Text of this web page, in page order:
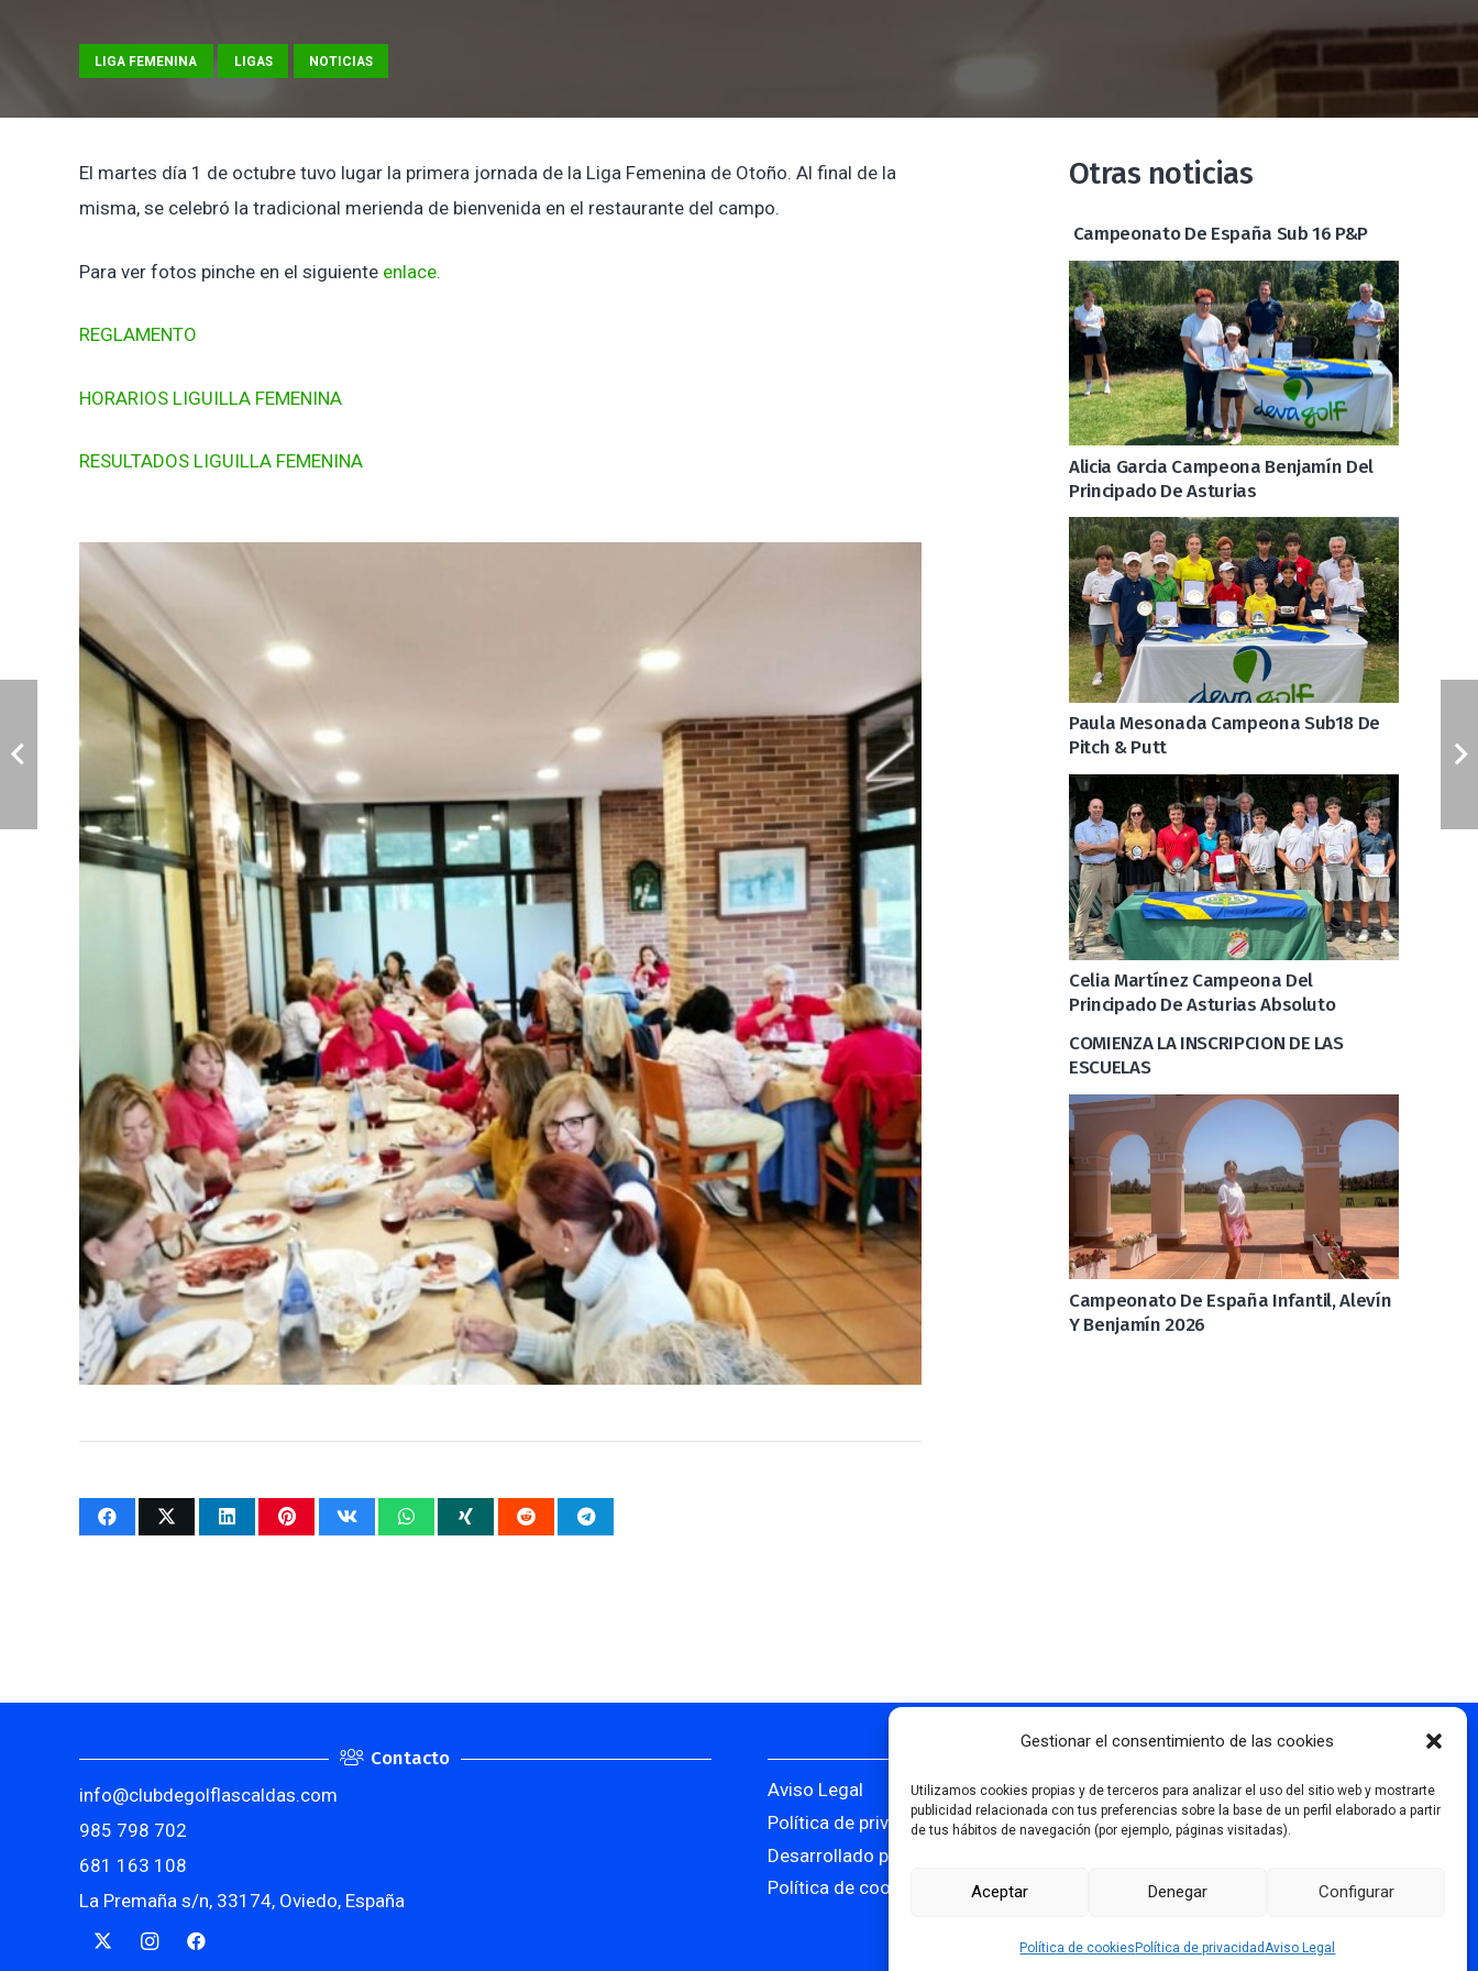
Gestionar el consentimiento de las cookies
Utilizamos cookies propias y de terceros para analizar el uso del sitio web y mostrarte
publicidad relacionada con tus preferencias sobre la base de un perfil elaborado a partir
de tus hábitos de navegación (por ejemplo, páginas visitadas).
Aceptar Denegar Configurar
Política de cookiesPolítica de privacidad Aviso Legal
LIGA FEMENINA LIGAS NOTICIAS
El martes día 1 de octubre tuvo lugar la primera jornada de la Liga Femenina de Otoño. Al final de la
misma, se celebró la tradicional merienda de bienvenida en el restaurante del campo.
Para ver fotos pinche en el siguiente enlace.
REGLAMENTO
HORARIOS LIGUILLA FEMENINA
RESULTADOS LIGUILLA FEMENINA
Otras noticias
Campeonato De España Sub 16 P&P
Alicia Garcia Campeona Benjamín Del
Principado De Asturias
Paula Mesonada Campeona Sub18 De
Pitch & Putt
Celia Martínez Campeona Del
Principado De Asturias Absoluto
COMIENZA LA INSCRIPCION DE LAS
ESCUELAS
Campeonato De España Infantil, Alevín
Y Benjamín 2026
Contacto
info@clubdegolflascaldas.com
985 798 702
681 163 108
La Premaña s/n, 33174, Oviedo, España
Aviso Legal
Política de privacidad
Desarrollado por Serlib
Política de cookies (UE)